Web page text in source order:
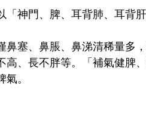
「神門、脾、耳背肺、耳背
鼻塞、鼻脹、鼻涕清稀量多
高、長不胖等。「補氣健脾
。